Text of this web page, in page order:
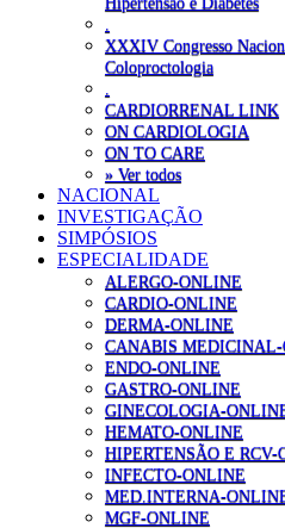
XXXIV Congresso
Coloproctologia
CARDIORRENAL LINK
ON CARDIOLOGIA
ON TO CARE
» Ver todos
NACIONAL
INVESTIGAÇÃO
SIMPÓSIOS
ESPECIALIDADE
ALERGO-ONLINE
CARDIO-ONLINE
DERMA-ONLINE
CANABIS
ENDO-ONLINE
GASTRO-ONLINE
GINECOLOGIA-
HEMATO-ONLINE
HIPERTENSÃO E RCV-
INFECTO-ONLINE
MED.INTERNA-
MGF-ONLINE